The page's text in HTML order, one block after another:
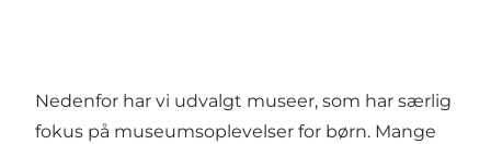
Nedenfor har vi udvalgt museer, som har særlig
fokus på museumsoplevelser for børn. Mange